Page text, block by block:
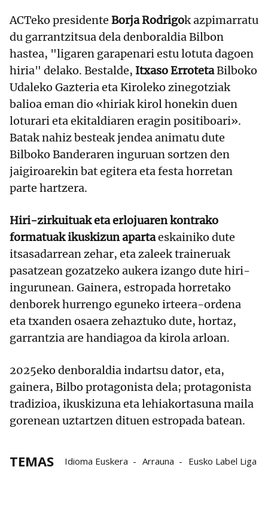
ACTeko presidente Borja Rodrigok azpimarratu
du garrantzitsua dela denboraldia Bilbon
hastea, "ligaren garapenari estu lotuta dagoen
hiria" delako. Bestalde, Itxaso ErrotetaBilboko
Udaleko Gazteria eta Kiroleko zinegotziak
balioa eman dio «hiriak kirol honekin duen
loturari eta ekitaldiaren eragin positiboari».
Batak nahiz besteak jendea animatu dute
Bilboko Banderaren inguruan sortzen den
jaigiroarekin bat egitera eta festa horretan
parte hartzera.
Hiri-zirkuituak eta erlojuaren kontrako
formatuak ikuskizun apartaeskainiko dute
itsasadarrean zehar, eta zaleek traineruak
pasatzean gozatzeko aukera izango dute hiri-
ingurunean. Gainera, estropada horretako
denborek hurrengo eguneko irteera-ordena
eta txanden osaera zehaztuko dute, hortaz,
garrantzia are handiagoa da kirola arloan.
2025eko denboraldia indartsu dator, eta,
gainera, Bilbo protagonista dela; protagonista
tradizioa, ikuskizuna eta lehiakortasuna maila
gorenean uztartzen dituen estropada batean.
TEMAS Idioma Euskera Arrauna Eusko Label Liga